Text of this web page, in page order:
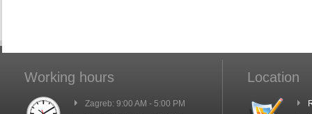
Working hours
Zagreb: 9:00 AM - 5:00 PM
Location